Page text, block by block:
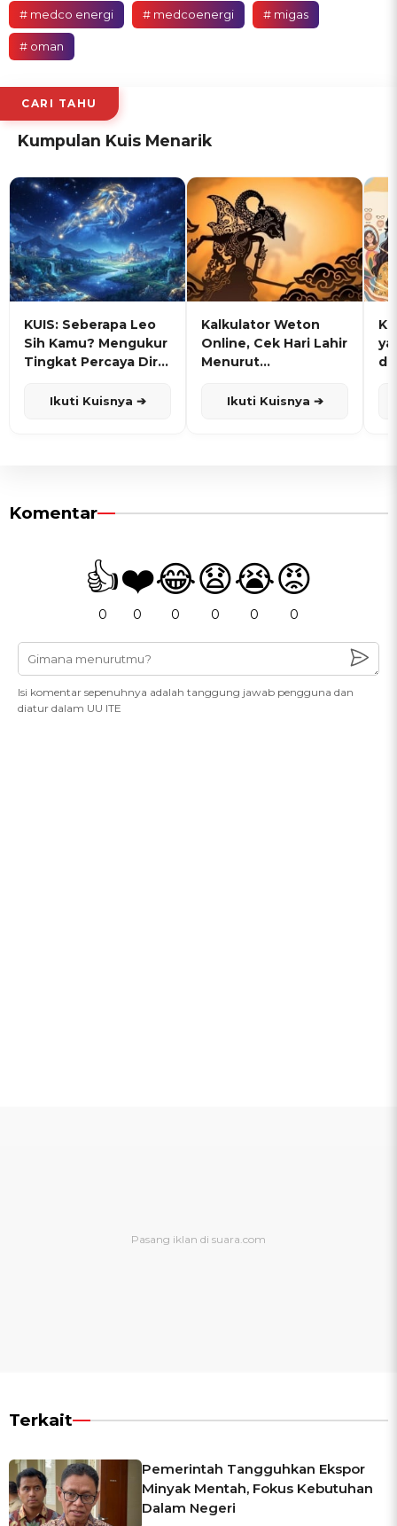
# medco energi # medcoenergi # migas
# oman
CARI TAHU
Kumpulan Kuis Menarik
KUIS: Seberapa Leo
Sih Kamu? Mengukur
Tingkat Percaya Diri
Ikuti Kuisnya ➔
Kalkulator Weton
Online, Cek Hari Lahir
Menurut
Ikuti Kuisnya ➔
Komentar
👍
0
❤️
0
😂
0
😧
0
😭
0
😡
0
Isi komentar sepenuhnya adalah tanggung jawab pengguna dan
diatur dalam UU ITE
Terkait
Pemerintah Tangguhkan Ekspor
Minyak Mentah, Fokus Kebutuhan
Dalam Negeri